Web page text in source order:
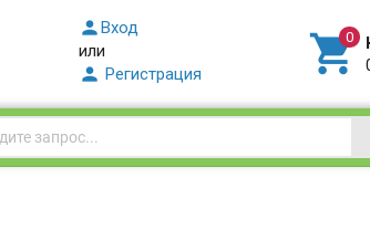
Вход
или
 Регистрация 